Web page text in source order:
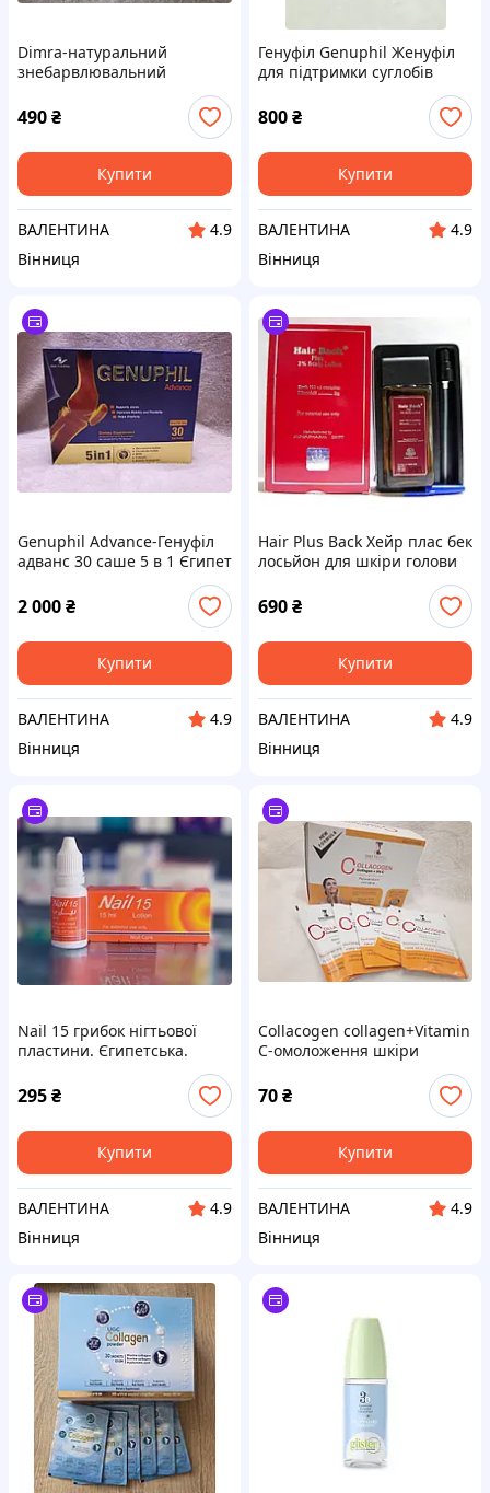
Dimra-натуральний
знебарвлювальний
490₴
Купити
ВАЛЕНТИНА
4.9
Вінниця
Генуфіл Genuphil Женуфіл
для підтримки суглобів
800₴
Купити
ВАЛЕНТИНА
4.9
Вінниця
Genuphil Advance-Генуфіл
адванс 30 саше 5 в 1 Єгипет
2 000₴
Купити
ВАЛЕНТИНА
4.9
Вінниця
Hair Plus Back Хейр плас бек
лосьйон для шкіри голови
690₴
Купити
ВАЛЕНТИНА
4.9
Вінниця
Nail 15 грибок нігтьової
пластини. Єгипетська.
295₴
Купити
ВАЛЕНТИНА
4.9
Вінниця
Collacogen collagen+Vitamin
C-омоложення шкіри
70₴
Купити
ВАЛЕНТИНА
4.9
Вінниця